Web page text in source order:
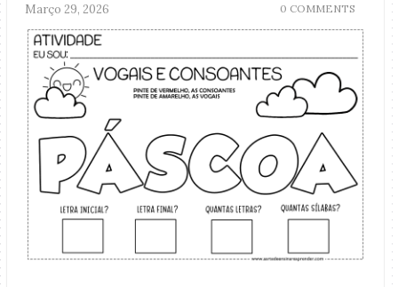
Março 29, 2026 0 COMMENTS